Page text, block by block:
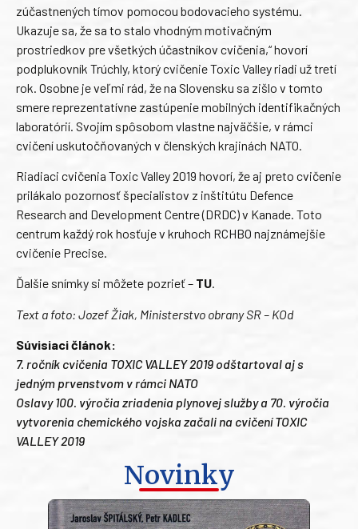
zúčastnených tímov pomocou bodovacieho systému.
Ukazuje sa, že sa to stalo vhodným motivačným
prostriedkov pre všetkých účastníkov cvičenia,“ hovorí
podplukovník Trúchly, ktorý cvičenie Toxic Valley riadi už tretí
rok. Osobne je veľmi rád, že na Slovensku sa zišlo v tomto
smere reprezentatívne zastúpenie mobilných identifikačných
laboratórií. Svojím spôsobom vlastne najväčšie, v rámci
cvičení uskutočňovaných v členských krajinách NATO.
Riadiaci cvičenia Toxic Valley 2019 hovorí, že aj preto cvičenie
prilákalo pozornosť špecialistov z inštitútu Defence
Research and Development Centre (DRDC) v Kanade. Toto
centrum každý rok hosťuje v kruhoch RCHBO najznámejšie
cvičenie Precise.
Ďalšie snímky si môžete pozrieť – TU.
Text a foto: Jozef Žiak, Ministerstvo obrany SR – KOd
Súvisiaci článok:
7. ročník cvičenia TOXIC VALLEY 2019 odštartoval aj s
jedným prvenstvom v rámci NATO
Oslavy 100. výročia zriadenia plynovej služby a 70. výročia
vytvorenia chemického vojska začali na cvičení TOXIC
VALLEY 2019
Novinky